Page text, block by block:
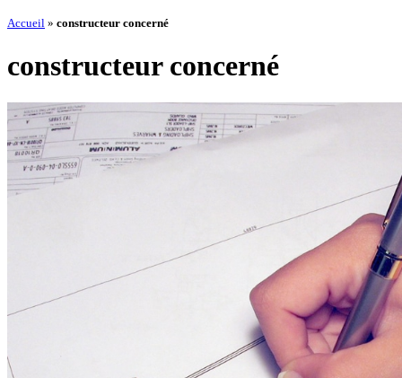
Accueil » constructeur concerné
constructeur concerné